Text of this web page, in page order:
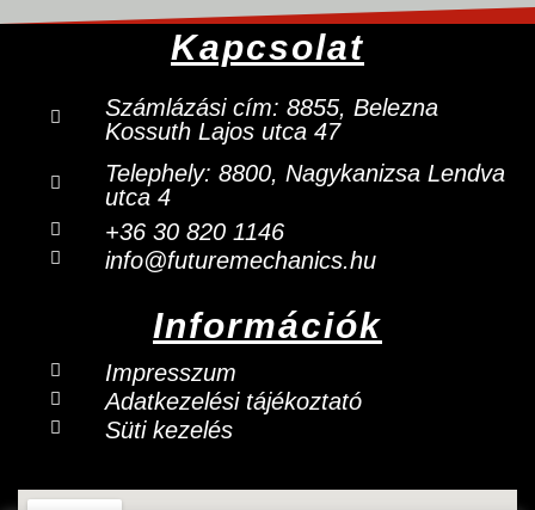
Kapcsolat
Számlázási cím: 8855, Belezna
Kossuth Lajos utca 47
Telephely: 8800, Nagykanizsa Lendva
utca 4
+36 30 820 1146
info@futuremechanics.hu
Információk
Impresszum
Adatkezelési tájékoztató
Süti kezelés